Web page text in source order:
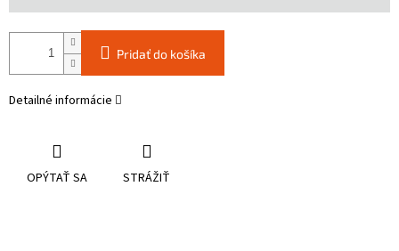
Pridať do košíka
Detailné informácie
OPÝTAŤ SA STRÁŽIŤ